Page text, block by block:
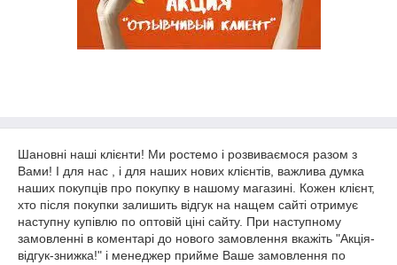
Шановні наші клієнти! Ми ростемо і розвиваємося разом з
Вами! І для нас , і для наших нових клієнтів, важлива думка
наших покупців про покупку в нашому магазині. Кожен клієнт,
хто після покупки залишить відгук на нащем сайті отримує
наступну купівлю по оптовій ціні сайту. При наступному
замовленні в коментарі до нового замовлення вкажіть "Акція-
відгук-знижка!" і менеджер прийме Ваше замовлення по